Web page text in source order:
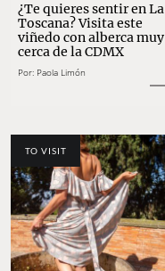
¿Te quieres sentir en La
Toscana? Visita este
viñedo con alberca muy
cerca de la CDMX
Por: Paola Limón
TO VISIT